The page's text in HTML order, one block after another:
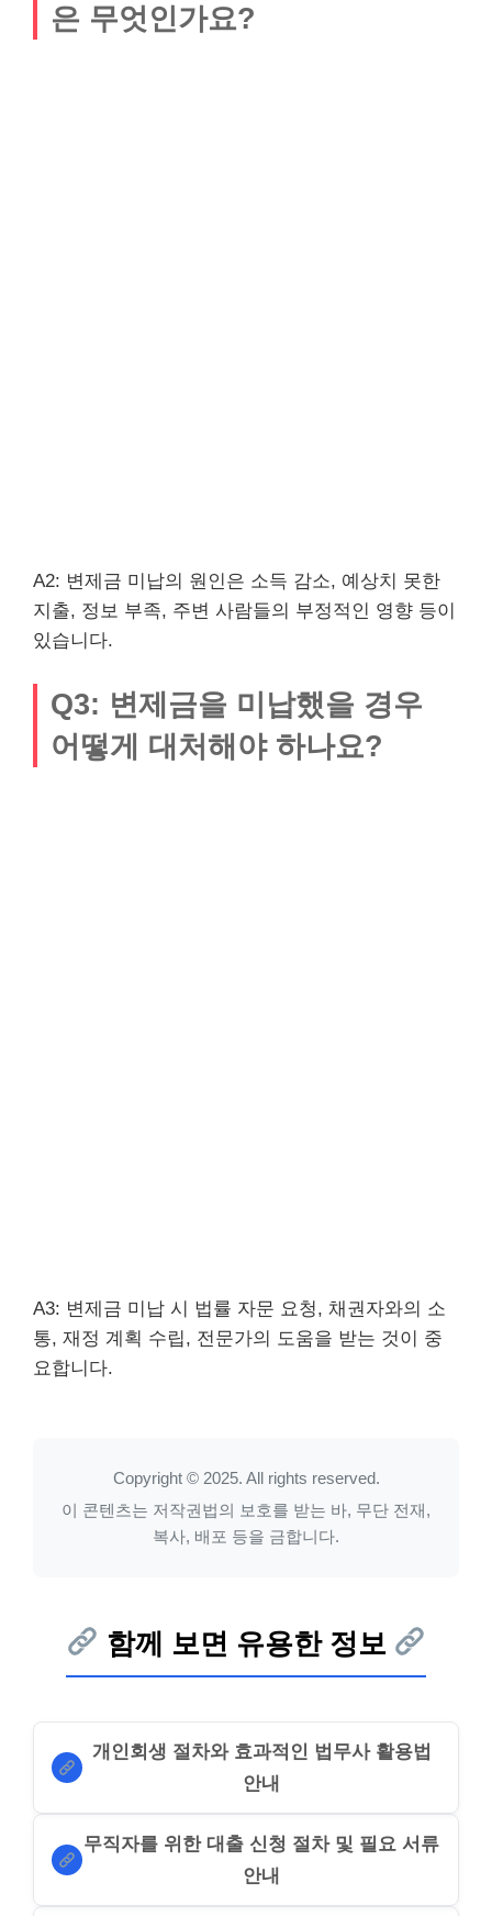
은 무엇인가요?
A2: 변제금 미납의 원인은 소득 감소, 예상치 못한
지출, 정보 부족, 주변 사람들의 부정적인 영향 등이
있습니다.
Q3: 변제금을 미납했을 경우
어떻게 대처해야 하나요?
A3: 변제금 미납 시 법률 자문 요청, 채권자와의 소
통, 재정 계획 수립, 전문가의 도움을 받는 것이 중
요합니다.
Copyright © 2025. All rights reserved.
이 콘텐츠는 저작권법의 보호를 받는 바, 무단 전재,
복사, 배포 등을 금합니다.
함께 보면 유용한 정보
개인회생 절차와 효과적인 법무사 활용법
안내
무직자를 위한 대출 신청 절차 및 필요 서류
안내